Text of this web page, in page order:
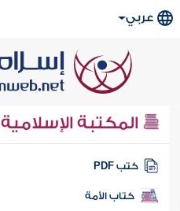
عربي
المكتبة الإسلامية
كتب PDF